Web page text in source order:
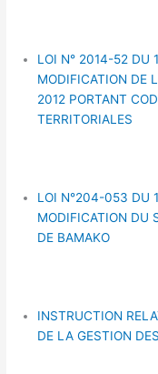
LOI N° 2014-52 DU
MODIFICATION DE
2012 PORTANT
TERRITORIALES
LOI N°204-053 DU
MODIFICATION DU
DE BAMAKO
INSTRUCTION
DE LA GESTION